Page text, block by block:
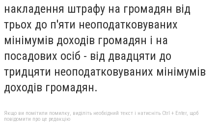
накладення штрафу на громадян від
трьох до п'яти неоподатковуваних
мінімумів доходів громадян і на
посадових осіб - від двадцяти до
тридцяти неоподатковуваних мінімумів
доходів громадян.
Якщо ви помітили помилку, виділіть необхідний текст і натисніть Ctrl + Enter, щоб
повідомити про це редакцію